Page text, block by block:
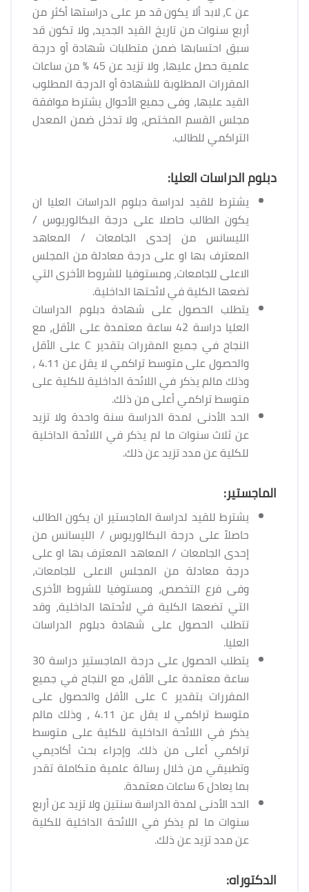
عن C، لابد ألا يكون قد مر على دراستها أكثر من
أربع سنوات من تاريخ القيد الجديد، ولا تكون قد
سبق احتسابها ضمن متطلبات شهادة أو درجة
علمية حصل عليها، ولا تزيد عن 45 % من ساعات
المقررات المطلوبة للشهادة أو الدرجة المطلوب
القيد عليها، وفى جميع الأحوال يشترط موافقة
مجلس القسم المختص، ولا تدخل ضمن المعدل
التراكمي للطالب.
دبلوم الدراسات العليا:
يشترط للقيد لدراسة دبلوم الدراسات العليا ان
يكون الطالب حاصلا على درجة البكالوريوس /
الليسانس من إحدى الجامعات / المعاهد
المعترف بها او على درجة معادلة من المجلس
الاعلى للجامعات، ومستوفيا للشروط الأخرى التي
تضعها الكلية في لائحتها الداخلية.
يتطلب الحصول على شهادة دبلوم الدراسات
العليا دراسة 42 ساعة معتمدة على الأقل، مع
النجاح في جميع المقررات بتقدير C على الأقل
والحصول على متوسط تراكمي لا يقل عن 4.11 ،
وذلك مالم يذكر في اللائحة الداخلية للكلية على
متوسط تراكمي أعلى من ذلك.
الحد الأدنى لمدة الدراسة سنة واحدة ولا تزيد
عن ثلاث سنوات ما لم يذكر في اللائحة الداخلية
للكلية عن مدد تزيد عن ذلك.
الماجستير:
يشترط للقيد لدراسة الماجستير ان يكون الطالب
حاصلاً على درجة البكالوريوس / الليسانس من
إحدى الجامعات / المعاهد المعترف بها او على
درجة معادلة من المجلس الاعلى للجامعات،
وفى فرع التخصص، ومستوفيا للشروط الأخرى
التي تضعها الكلية في لائحتها الداخلية، وقد
تتطلب الحصول على شهادة دبلوم الدراسات
العليا.
يتطلب الحصول على درجة الماجستير دراسة 30
ساعة معتمدة على الأقل، مع النجاح في جميع
المقررات بتقدير C على الأقل والحصول على
متوسط تراكمي لا يقل عن 4.11 ، وذلك مالم
يذكر في اللائحة الداخلية للكلية على متوسط
تراكمي أعلى من ذلك. وإجراء بحث أكاديمي
وتطبيقي من خلال رسالة علمية متكاملة تقدر
بما يعادل 6 ساعات معتمدة.
الحد الأدنى لمدة الدراسة سنتين ولا تزيد عن أربع
سنوات ما لم يذكر في اللائحة الداخلية للكلية
عن مدد تزيد عن ذلك.
الدكتوراه: